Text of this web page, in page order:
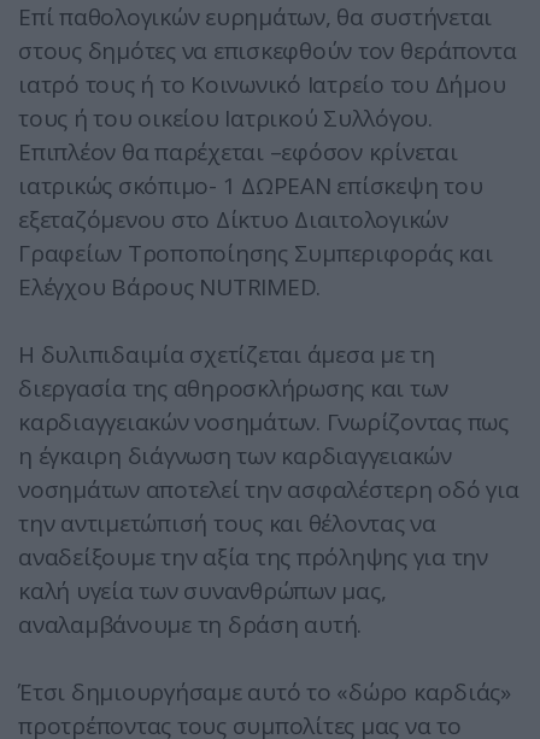
Επί παθολογικών ευρημάτων, θα συστήνεται
στους δημότες να επισκεφθούν τον θεράποντα
ιατρό τους ή το Κοινωνικό Ιατρείο του Δήμου
τους ή του οικείου Ιατρικού Συλλόγου.
Επιπλέον θα παρέχεται –εφόσον κρίνεται
ιατρικώς σκόπιμο- 1 ΔΩΡΕΑΝ επίσκεψη του
εξεταζόμενου στο Δίκτυο Διαιτολογικών
Γραφείων Τροποποίησης Συμπεριφοράς και
Ελέγχου Βάρους NUTRIMED.
Η δυλιπιδαιμία σχετίζεται άμεσα με τη
διεργασία της αθηροσκλήρωσης και των
καρδιαγγειακών νοσημάτων. Γνωρίζοντας πως
η έγκαιρη διάγνωση των καρδιαγγειακών
νοσημάτων αποτελεί την ασφαλέστερη οδό για
την αντιμετώπισή τους και θέλοντας να
αναδείξουμε την αξία της πρόληψης για την
καλή υγεία των συνανθρώπων μας,
αναλαμβάνουμε τη δράση αυτή.
Έτσι δημιουργήσαμε αυτό το «δώρο καρδιάς»
προτρέποντας τους συμπολίτες μας να το